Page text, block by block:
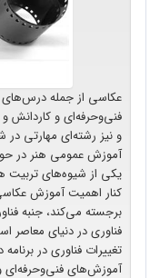
عکاسی از جمله
فنی‌وحرفه‌ای و کاردانش
و نیز رشته‌ای مهارتی
آموزش عمومی هنر در
یکی از شیوه‌های تربیت
کنار اهمیت آموزش
برجسته می‌کند، جنبه
فناوری در دنیای معاصر
تغییرات فناوری در
آموزش‌های فنی‌وحرفه‌ای